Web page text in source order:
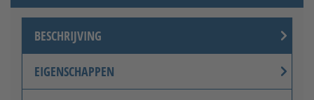
BESCHRIJVING
EIGENSCHAPPEN